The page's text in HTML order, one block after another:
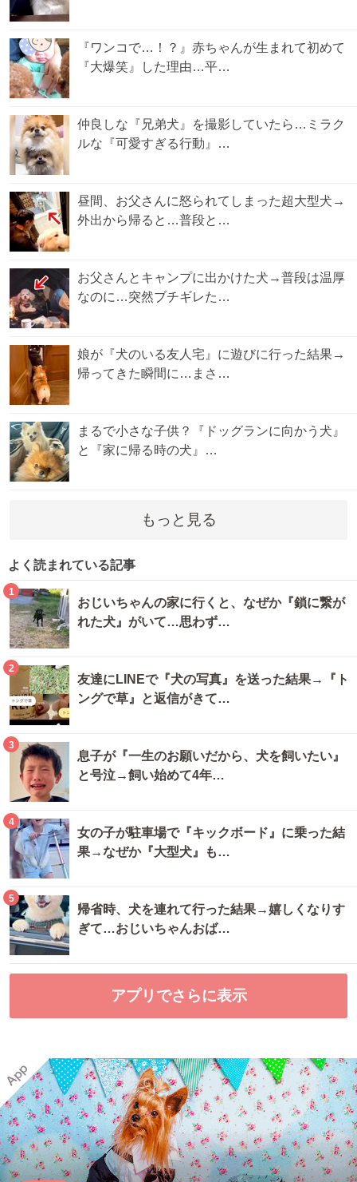
『ワンコで…！？』赤ちゃんが生まれて初めて
『大爆笑』した理由…平…
仲良しな『兄弟犬』を撮影していたら…ミラク
ルな『可愛すぎる行動』…
昼間、お父さんに怒られてしまった超大型犬→
外出から帰ると…普段と…
お父さんとキャンプに出かけた犬→普段は温厚
なのに…突然ブチギレた…
娘が『犬のいる友人宅』に遊びに行った結果→
帰ってきた瞬間に…まさ…
まるで小さな子供？『ドッグランに向かう犬』
と『家に帰る時の犬』…
もっと見る
よく読まれている記事
1
おじいちゃんの家に行くと、なぜか『鎖に繋が
れた犬』がいて…思わず…
2
友達にLINEで『犬の写真』を送った結果→『ト
ングで草』と返信がきて…
3
息子が『一生のお願いだから、犬を飼いたい』
と号泣→飼い始めて4年…
4
女の子が駐車場で『キックボード』に乗った結
果→なぜか『大型犬』も…
5
帰省時、犬を連れて行った結果→嬉しくなりす
ぎて…おじいちゃんおば…
アプリでさらに表示